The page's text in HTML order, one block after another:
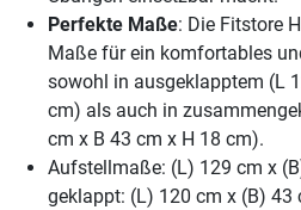
Perfekte Maße: Die Fitstore
Maße für ein komfortables
sowohl in ausgeklapptem (L
cm) als auch in
cm x B 43 cm x H 18 cm).
Aufstellmaße: (L) 129 cm x
geklappt: (L) 120 cm x (B) 43